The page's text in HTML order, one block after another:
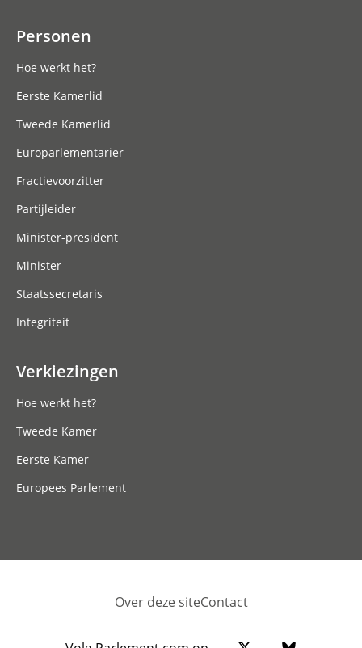
Personen
Hoe werkt het?
Eerste Kamerlid
Tweede Kamerlid
Europarlementariër
Fractievoorzitter
Partijleider
Minister-president
Minister
Staatssecretaris
Integriteit
Verkiezingen
Hoe werkt het?
Tweede Kamer
Eerste Kamer
Europees Parlement
Footer
Over deze siteContact